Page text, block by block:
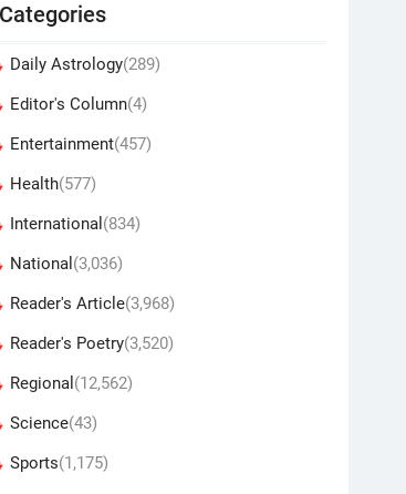
Categories
Daily Astrology(289)
Editor's Column(4)
Entertainment(457)
Health(577)
International (834)
National (3,036)
Reader's Article(3,968)
Reader's Poetry(3,520)
Regional (12,562)
Science(43)
Sports(1,175)